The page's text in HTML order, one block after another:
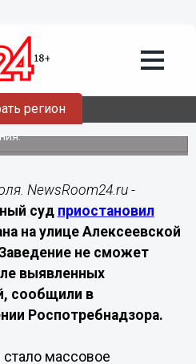
регион
в центре
на 70 суток
после массового
с признаками
NewsRoom24.ru -
суд приостановил
на улице Алексеевской
не сможет
выявленных
сообщили в
Роспотребнадзора.
массовое